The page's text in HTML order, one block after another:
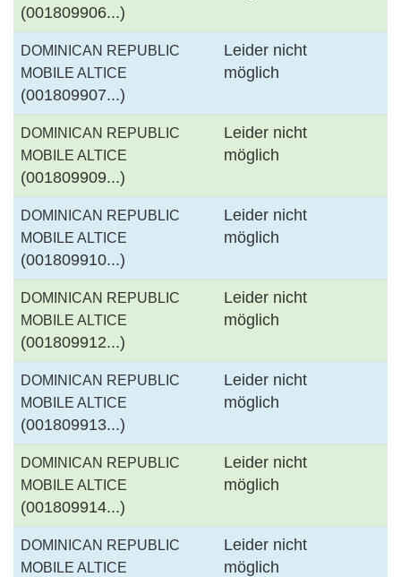
(001809906...)
DOMINICAN REPUBLIC
MOBILE ALTICE
(001809907...)
Leider nicht
möglich
DOMINICAN REPUBLIC
MOBILE ALTICE
(001809909...)
Leider nicht
möglich
DOMINICAN REPUBLIC
MOBILE ALTICE
(001809910...)
Leider nicht
möglich
DOMINICAN REPUBLIC
MOBILE ALTICE
(001809912...)
Leider nicht
möglich
DOMINICAN REPUBLIC
MOBILE ALTICE
(001809913...)
Leider nicht
möglich
DOMINICAN REPUBLIC
MOBILE ALTICE
(001809914...)
Leider nicht
möglich
DOMINICAN REPUBLIC
MOBILE ALTICE
Leider nicht
möglich